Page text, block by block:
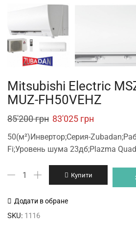
Mitsubishi Electric
MUZ-FH50VEHZ
85'200грн Original
price
was:
83'025 грн
price
is:
50(м²)Инвертор;Серия-
Fi;Уровень шума 23дб;Plazma Quad
Mitsubishi
MSZ-
Купити
Додати в обране
SKU: 1116